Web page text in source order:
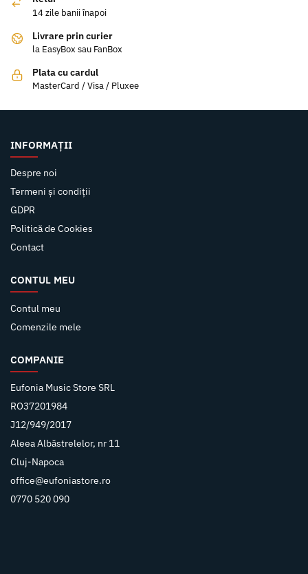
14 zile banii înapoi
Livrare prin curier
la EasyBox sau FanBox
Plata cu cardul
MasterCard / Visa / Pluxee
INFORMAȚII
Despre noi
Termeni și condiții
GDPR
Politică de Cookies
Contact
CONTUL MEU
Contul meu
Comenzile mele
COMPANIE
Eufonia Music Store SRL
RO37201984
J12/949/2017
Aleea Albăstrelelor, nr 11
Cluj-Napoca
office@eufoniastore.ro
0770 520 090